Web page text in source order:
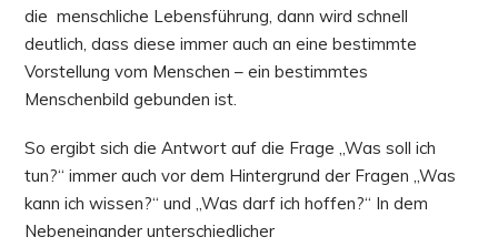
die menschliche Lebensführung, dann wird schnell
deutlich, dass diese immer auch an eine bestimmte
Vorstellung vom Menschen – ein bestimmtes
Menschenbild gebunden ist.
So ergibt sich die Antwort auf die Frage „Was soll ich
tun?“ immer auch vor dem Hintergrund der Fragen „Was
kann ich wissen?“ und „Was darf ich hoffen?“ In dem
Nebeneinander unterschiedlicher